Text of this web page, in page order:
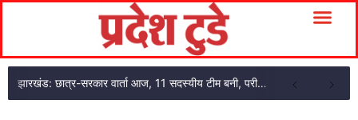
झारखंड: छात्र-सरकार वार्ता आज, 11 सदस्यीय टीम बनी, परीक्षा एजेंसी का अकाउंटेंट गिरफ्तार